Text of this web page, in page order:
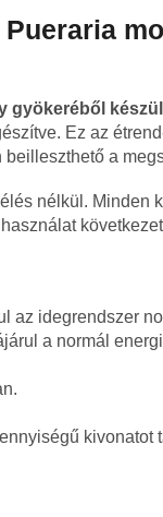
gyökeréből
Ez az
a
nélkül. Minden
az idegrendszer
a normál
kivonatot